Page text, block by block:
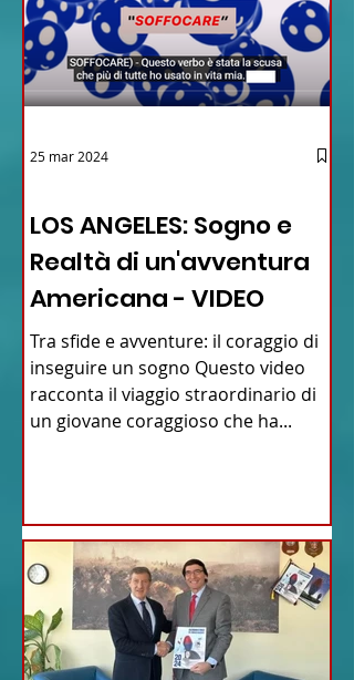
LOS ANGELES: Sogno e
Realtà di un'avventura
Americana - VIDEO
Tra sfide e avventure: il coraggio di
inseguire un sogno Questo video
racconta il viaggio straordinario di
un giovane coraggioso che ha...
25 mar 2024